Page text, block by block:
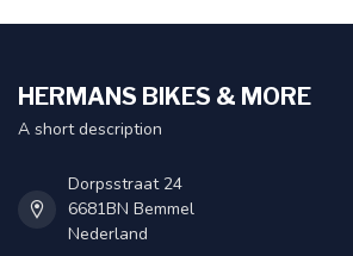
HERMANS BIKES & MORE
A short description
Dorpsstraat 24
6681BN Bemmel
Nederland